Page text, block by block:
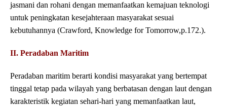
jasmani dan rohani dengan memanfaatkan kemajuan teknologi
untuk peningkatan kesejahteraan masyarakat sesuai
kebutuhannya (Crawford, Knowledge for Tomorrow,p.172.).
II. Peradaban Maritim
Peradaban maritim berarti kondisi masyarakat yang bertempat
tinggal tetap pada wilayah yang berbatasan dengan laut dengan
karakteristik kegiatan sehari-hari yang memanfaatkan laut,